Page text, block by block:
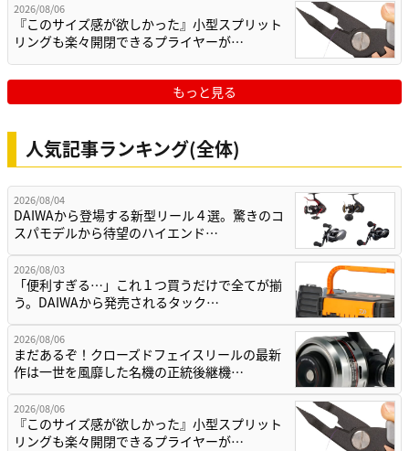
2026/08/06
『このサイズ感が欲しかった』小型スプリット
リングも楽々開閉できるプライヤーが…
もっと見る
人気記事ランキング(全体)
2026/08/04
DAIWAから登場する新型リール４選。驚きのコ
スパモデルから待望のハイエンド…
2026/08/03
「便利すぎる…」これ１つ買うだけで全てが揃
う。DAIWAから発売されるタック…
2026/08/06
まだあるぞ！クローズドフェイスリールの最新
作は一世を風靡した名機の正統後継機…
2026/08/06
『このサイズ感が欲しかった』小型スプリット
リングも楽々開閉できるプライヤーが…